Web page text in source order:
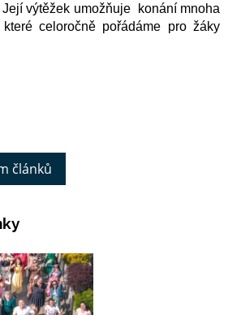
Její výtěžek umožňuje konání mnoha
celoročně pořádáme pro žáky
článků